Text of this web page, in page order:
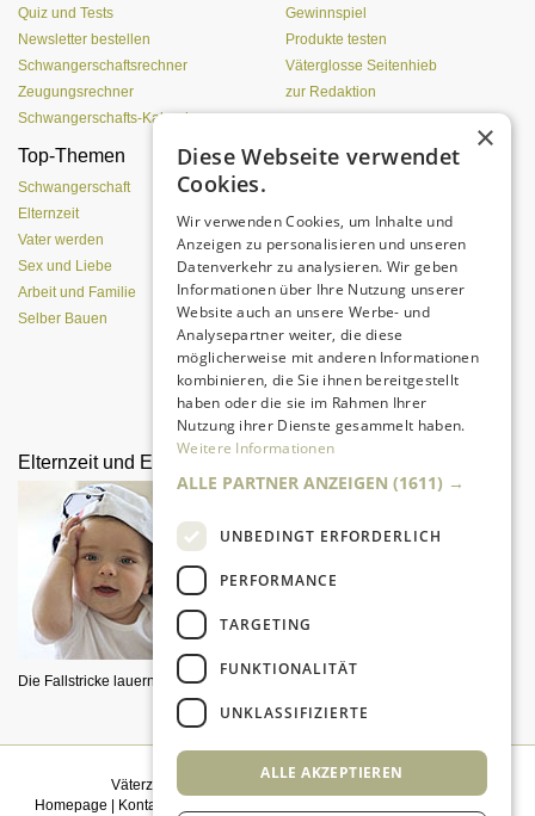
Quiz und Tests
Newsletter bestellen
Schwangerschaftsrechner
Zeugungsrechner
Schwangerschafts-Kalender
Gewinnspiel
Produkte testen
Väterglosse Seitenhieb
zur Redaktion
Top-Themen
Schwangerschaft
Elternzeit
Vater werden
Sex und Liebe
Arbeit und Familie
Selber Bauen
Von der Eizelle bis zur
Alle Entwicklungsphasen im
Überblick
Elternzeit und Elterngeld
Die Fallstricke lauern im Detail.
Vater sein
So bauen Sie eine starke Bindung
zu Ihrem Kind auf - Von Anfang an!
Väterzeit weiterempfehlen
Homepage
Kontakt
×
Diese Webseite verwendet
Cookies.
Wir verwenden Cookies, um Inhalte und
Anzeigen zu personalisieren und unseren
Datenverkehr zu analysieren. Wir geben
Informationen über Ihre Nutzung unserer
Website auch an unsere Werbe- und
Analysepartner weiter, die diese
möglicherweise mit anderen Informationen
kombinieren, die Sie ihnen bereitgestellt
haben oder die sie im Rahmen Ihrer
Nutzung ihrer Dienste gesammelt haben.
Weitere Informationen
ALLE PARTNER ANZEIGEN (1611) →
UNBEDINGT ERFORDERLICH
PERFORMANCE
TARGETING
FUNKTIONALITÄT
UNKLASSIFIZIERTE
ALLE AKZEPTIEREN